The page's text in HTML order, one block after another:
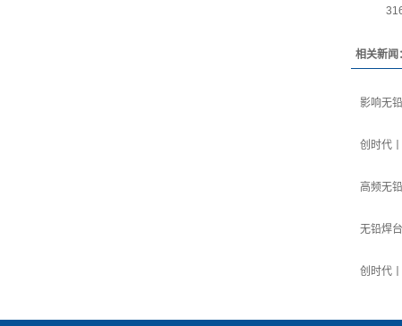
相关新闻：
影响无
创时代
高频无
无铅焊
创时代